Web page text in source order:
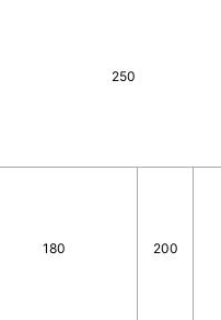
250
180 200